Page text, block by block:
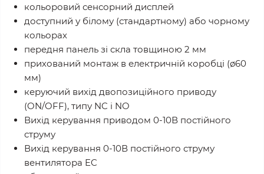
кольоровий сенсорний дисплей
доступний у білому (стандартному) або чорному
кольорах
передня панель зі скла товщиною 2 мм
прихований монтаж в електричній коробці (ø60
мм)
керуючий вихід двопозиційного приводу
(ON/OFF), типу NC і NO
Вихід керування приводом 0-10В постійного
струму
Вихід керування 0-10В постійного струму
вентилятора EC